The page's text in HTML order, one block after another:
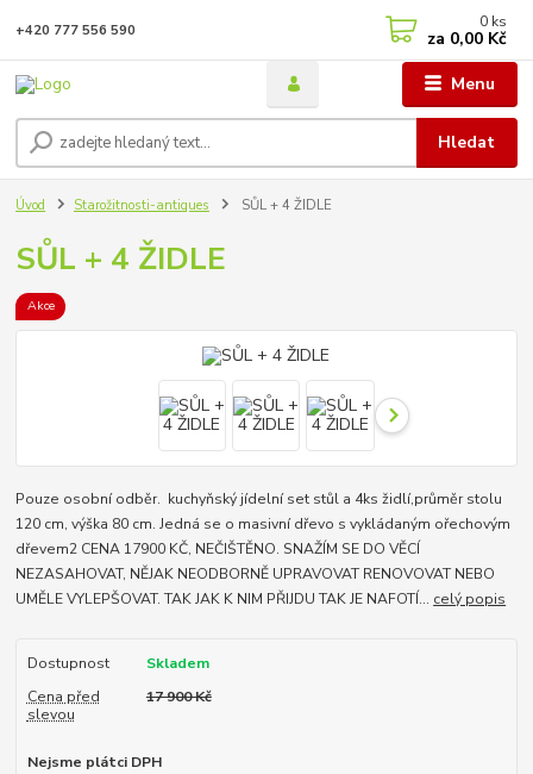
Menu
Hledat
+420 777 556 590 0 ks
za 0,00 Kč
Úvod Starožitnosti-antiques SŮL + 4 ŽIDLE
SŮL + 4 ŽIDLE
Akce
Pouze osobní odběr. kuchyňský jídelní set stůl a 4ks židlí,průměr stolu
120 cm, výška 80 cm. Jedná se o masivní dřevo s vykládaným ořechovým
dřevem2 CENA 17900 KČ, NEČIŠTĚNO. SNAŽÍM SE DO VĚCÍ
NEZASAHOVAT, NĚJAK NEODBORNĚ UPRAVOVAT RENOVOVAT NEBO
UMĚLE VYLEPŠOVAT. TAK JAK K NIM PŘIJDU TAK JE NAFOTÍ... celý popis
Dostupnost
Skladem
Cena před
slevou
17 900 Kč
Nejsme plátci DPH